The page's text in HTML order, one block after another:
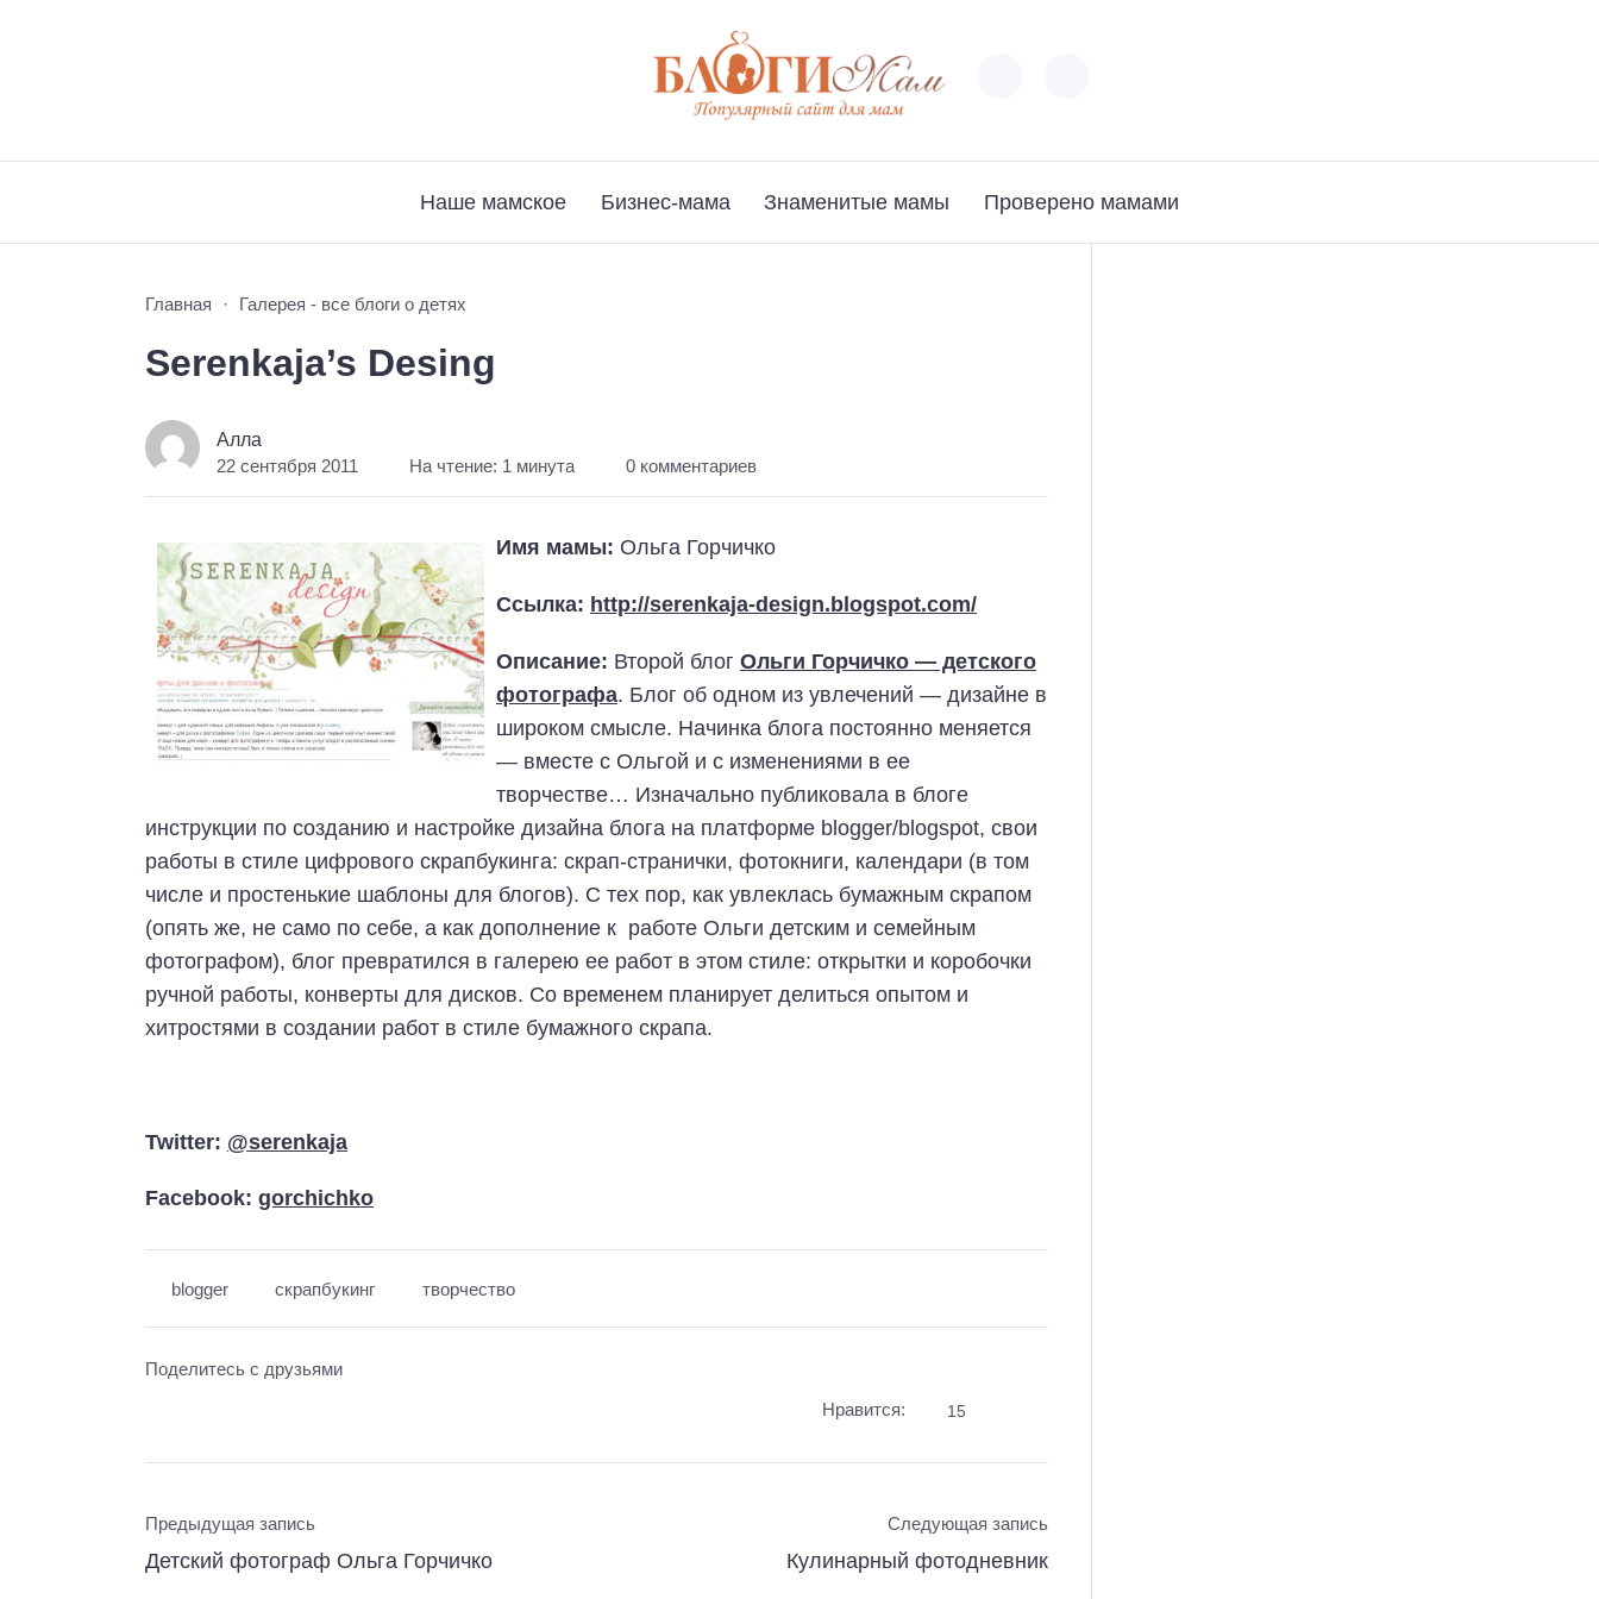
Наше мамское Бизнес-мама Знаменитые мамы Проверено мамами
Главная Галерея - все блоги о детях
Serenkaja’s Desing
Алла
22 сентября 2011 На чтение: 1 минута 0 комментариев
Имя мамы: Ольга Горчичко
Ссылка: http://serenkaja-design.blogspot.com/
Описание: Второй блог Ольги Горчичко — детского
фотографа. Блог об одном из увлечений — дизайне в
широком смысле. Начинка блога постоянно меняется
— вместе с Ольгой и с изменениями в ее
творчестве… Изначально публиковала в блоге
инструкции по созданию и настройке дизайна блога на платформе blogger/blogspot, свои
работы в стиле цифрового скрапбукинга: скрап-странички, фотокниги, календари (в том
числе и простенькие шаблоны для блогов). С тех пор, как увлеклась бумажным скрапом
(опять же, не само по себе, а как дополнение к работе Ольги детским и семейным
фотографом), блог превратился в галерею ее работ в этом стиле: открытки и коробочки
ручной работы, конверты для дисков. Со временем планирует делиться опытом и
хитростями в создании работ в стиле бумажного скрапа.
Twitter: @serenkaja
Facebook: gorchichko
blogger скрапбукинг творчество
Поделитесь с друзьями
Нравится: 15
Предыдущая запись
Детский фотограф Ольга Горчичко
Следующая запись
Кулинарный фотодневник